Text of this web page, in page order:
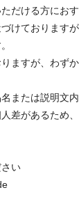
だける方におす
けております
ますが、わず
または説明文
差があるため
い